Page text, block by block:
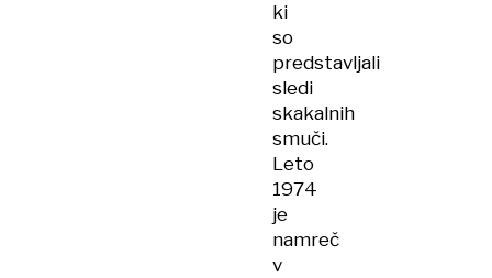
ki
so
predstavljali
sledi
skakalnih
smuči.
Leto
1974
je
namreč
v